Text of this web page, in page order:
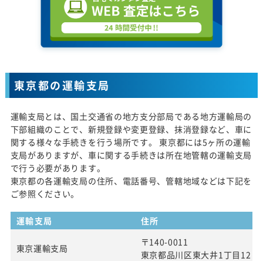
東京都の運輸支局
運輸支局とは、国土交通省の地方支分部局である地方運輸局の
下部組織のことで、新規登録や変更登録、抹消登録など、車に
関する様々な手続きを行う場所です。 東京都には5ヶ所の運輸
支局がありますが、車に関する手続きは所在地管轄の運輸支局
で行う必要があります。
東京都の各運輸支局の住所、電話番号、管轄地域などは下記を
ご参照ください。
運輸支局 住所
東京運輸支局
〒140-0011
東京都品川区東大井1丁目12